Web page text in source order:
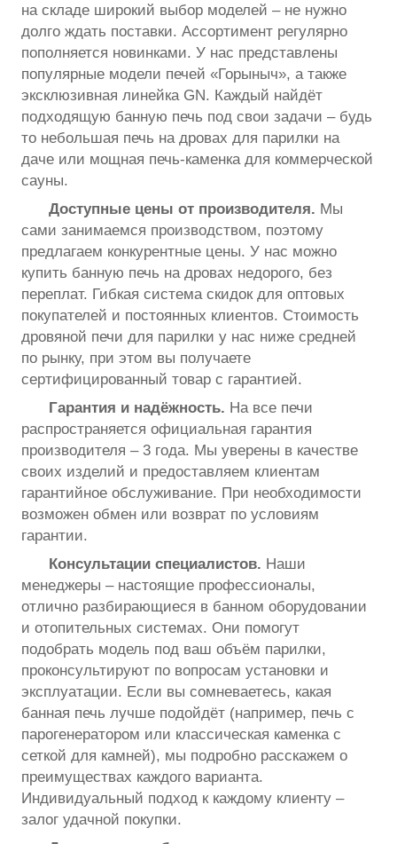
на складе широкий выбор моделей – не нужно
долго ждать поставки. Ассортимент регулярно
пополняется новинками. У нас представлены
популярные модели печей «Горыныч», а также
эксклюзивная линейка GN. Каждый найдёт
подходящую банную печь под свои задачи – будь
то небольшая печь на дровах для парилки на
даче или мощная печь-каменка для коммерческой
сауны.
Доступные цены от производителя. Мы
сами занимаемся производством, поэтому
предлагаем конкурентные цены. У нас можно
купить банную печь на дровах недорого, без
переплат. Гибкая система скидок для оптовых
покупателей и постоянных клиентов. Стоимость
дровяной печи для парилки у нас ниже средней
по рынку, при этом вы получаете
сертифицированный товар с гарантией.
Гарантия и надёжность. На все печи
распространяется официальная гарантия
производителя – 3 года. Мы уверены в качестве
своих изделий и предоставляем клиентам
гарантийное обслуживание. При необходимости
возможен обмен или возврат по условиям
гарантии.
Консультации специалистов. Наши
менеджеры – настоящие профессионалы,
отлично разбирающиеся в банном оборудовании
и отопительных системах. Они помогут
подобрать модель под ваш объём парилки,
проконсультируют по вопросам установки и
эксплуатации. Если вы сомневаетесь, какая
банная печь лучше подойдёт (например, печь с
парогенератором или классическая каменка с
сеткой для камней), мы подробно расскажем о
преимуществах каждого варианта.
Индивидуальный подход к каждому клиенту –
залог удачной покупки.